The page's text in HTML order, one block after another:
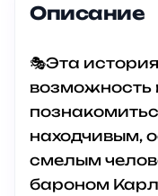
Описание
🎭Эта
возможность
находчивым,
смелым
бароном